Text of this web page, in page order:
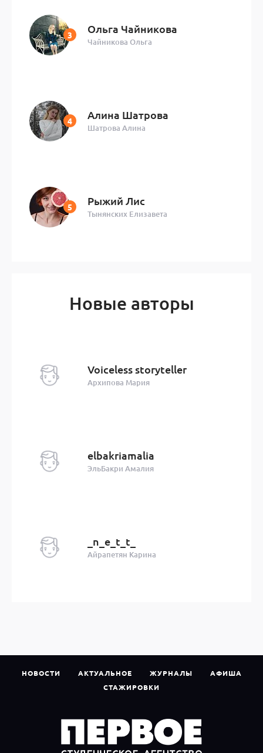
Ольга Чайникова
Чайникова Ольга
Алина Шатрова
Шатрова Алина
Рыжий Лис
Тынянских Елизавета
Новые авторы
Voiceless storyteller
Архипова Мария
elbakriamalia
ЭльБакри Амалия
_n_e_t_t_
Айрапетян Карина
НОВОСТИ АКТУАЛЬНОЕ ЖУРНАЛЫ
АФИША
СТАЖИРОВКИ